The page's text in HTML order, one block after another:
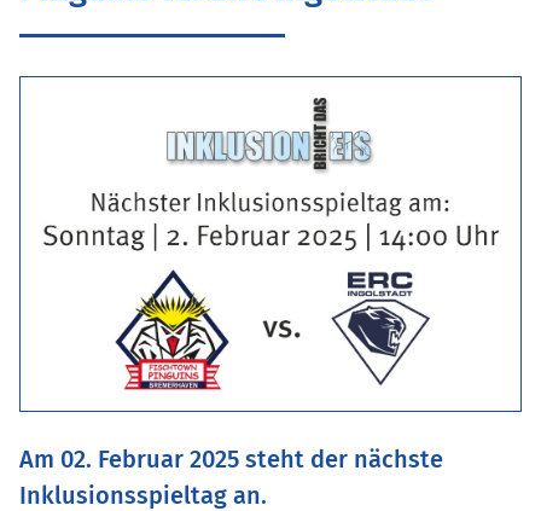
Am 02. Februar 2025 steht der nächste
Inklusionsspieltag an.